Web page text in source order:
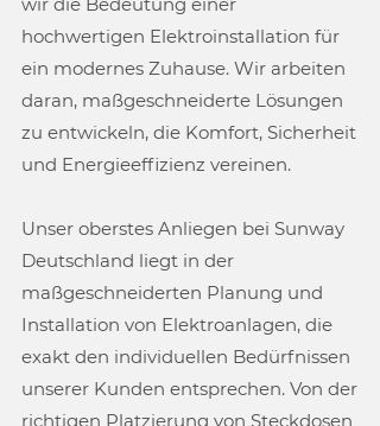
hochwertigen Elektroinstallation für
ein modernes Zuhause. Wir arbeiten
daran, maßgeschneiderte Lösungen
zu entwickeln, die Komfort, Sicherheit
und Energieeffizienz vereinen.
Unser oberstes Anliegen bei Sunway
Deutschland liegt in der
maßgeschneiderten Planung und
Installation von Elektroanlagen, die
exakt den individuellen Bedürfnissen
unserer Kunden entsprechen. Von der
richtigen Platzierung von Steckdosen